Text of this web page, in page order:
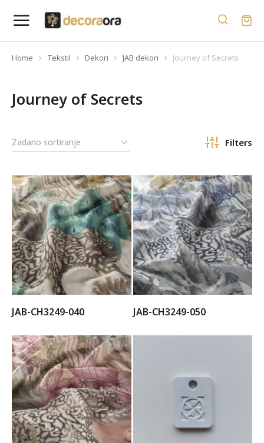
You are here:
Home Tekstil Dekori JAB dekori Journey of Secrets
Journey of Secrets
Filters
JAB-CH3249-040 JAB-CH3249-050